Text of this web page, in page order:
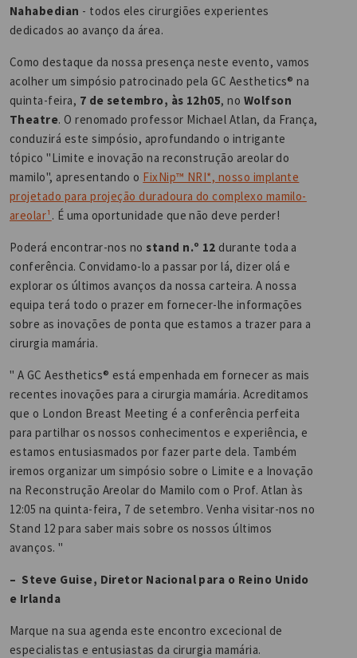
Nahabedian - todos eles cirurgiões experientes
dedicados ao avanço da área.
Como destaque da nossa presença neste evento, vamos
acolher um simpósio patrocinado pela GC Aesthetics® na
quinta-feira, 7 de setembro, às 12h05, no Wolfson
Theatre. O renomado professor Michael Atlan, da França,
conduzirá este simpósio, aprofundando o intrigante
tópico "Limite e inovação na reconstrução areolar do
mamilo", apresentando o FixNip™ NRI*, nosso implante
projetado para projeção duradoura do complexo mamilo-
areolar¹ . É uma oportunidade que não deve perder!
Poderá encontrar-nos no stand n.º 12 durante toda a
conferência. Convidamo-lo a passar por lá, dizer olá e
explorar os últimos avanços da nossa carteira. A nossa
equipa terá todo o prazer em fornecer-lhe informações
sobre as inovações de ponta que estamos a trazer para a
cirurgia mamária.
" A GC Aesthetics® está empenhada em fornecer as mais
recentes inovações para a cirurgia mamária. Acreditamos
que o London Breast Meeting é a conferência perfeita
para partilhar os nossos conhecimentos e experiência, e
estamos entusiasmados por fazer parte dela. Também
iremos organizar um simpósio sobre o Limite e a Inovação
na Reconstrução Areolar do Mamilo com o Prof. Atlan às
12:05 na quinta-feira, 7 de setembro. Venha visitar-nos no
Stand 12 para saber mais sobre os nossos últimos
avanços. "
– Steve Guise, Diretor Nacional para o Reino Unido
e Irlanda
Marque na sua agenda este encontro excecional de
especialistas e entusiastas da cirurgia mamária.